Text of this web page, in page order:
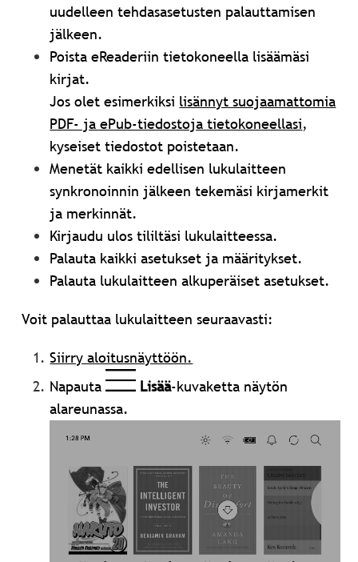
uudelleen tehdasasetusten palauttamisen
jälkeen.
Poista eReaderiin tietokoneella lisäämäsi
kirjat.
Jos olet esimerkiksi lisännyt suojaamattomia
PDF- ja ePub-tiedostoja tietokoneellasi,
kyseiset tiedostot poistetaan.
Menetät kaikki edellisen lukulaitteen
synkronoinnin jälkeen tekemäsi kirjamerkit
ja merkinnät.
Kirjaudu ulos tililtäsi lukulaitteessa.
Palauta kaikki asetukset ja määritykset.
Palauta lukulaitteen alkuperäiset asetukset.
Voit palauttaa lukulaitteen seuraavasti:
Siirry aloitusnäyttöön.
Napauta
Lisää-kuvaketta näytön
alareunassa.